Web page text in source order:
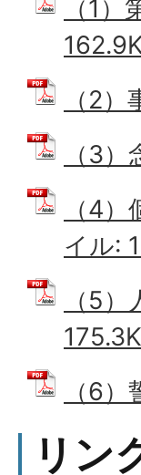
（1
（2
（3
（4
イル:
（5
（6
リン